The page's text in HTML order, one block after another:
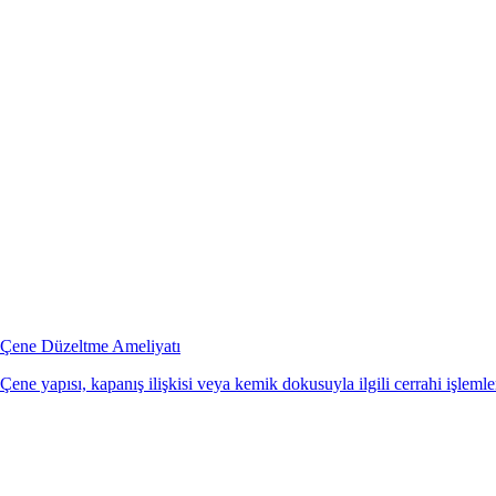
Çene Düzeltme Ameliyatı
Çene yapısı, kapanış ilişkisi veya kemik dokusuyla ilgili cerrahi